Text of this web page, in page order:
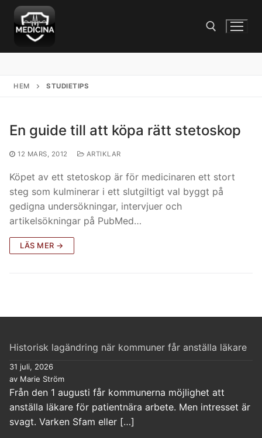
Hoppa
innehåll
HEM STUDIETIPS
En guide till att köpa rätt stetoskop
12 MARS, 2012 ARTIKLAR
Köpet av ett stetoskop är för medicinaren ett stort
steg som kulminerar i ett slutgiltigt val byggt på
gedigna undersökningar, intervjuer och
artikelsökningar på PubMed…
LÄS MER →
Historisk lagändring när kommuner får anställa läkare
31 juli, 2026
av Marie Ström
Från den 1 augusti får kommunerna möjlighet att
anställa läkare för patientnära arbete. Men intresset är
svagt. Varken Sfam eller […]